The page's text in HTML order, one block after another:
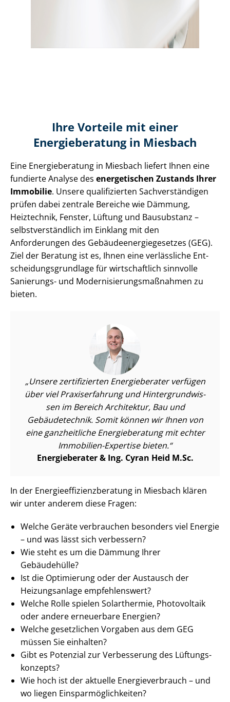
Ihre Vorteile mit einer
Energieberatung in Miesbach
Eine Energieberatung in Miesbach liefert Ihnen eine
fundierte Analyse des energetischen Zustands Ihrer
Immobilie. Unsere qualifizierten Sach­ver­stän­di­gen
prüfen dabei zentrale Bereiche wie Dämmung,
Heiztechnik, Fenster, Lüftung und Bausubstanz –
selbst­ver­ständ­lich im Einklang mit den
Anforderungen des Ge­bäu­de­en­er­gie­ge­set­zes (GEG).
Ziel der Beratung ist es, Ihnen eine verlässliche Ent­
schei­dungs­grund­la­ge für wirtschaftlich sinnvolle
Sanierungs- und Mo­der­ni­sie­rungs­maß­nah­men zu
bieten.
Unsere zertifizierten Energieberater verfügen
über viel Praxiserfahrung und Hin­ter­grund­wis­
sen im Bereich Architektur, Bau und
Gebäudetechnik. Somit können wir Ihnen von
eine ganzheitliche Energieberatung mit echter
Immobilien-Expertise bieten.
Energieberater & Ing. Cyran Heid M.Sc.
In der En­er­gie­ef­fi­zi­enz­be­ra­tung in Miesbach klären
wir unter anderem diese Fragen:
Welche Geräte verbrauchen besonders viel Energie
– und was lässt sich verbessern?
Wie steht es um die Dämmung Ihrer
Gebäudehülle?
Ist die Optimierung oder der Austausch der
Heizungsanlage empfehlenswert?
Welche Rolle spielen Solarthermie, Photovoltaik
oder andere erneuerbare Energien?
Welche gesetzlichen Vorgaben aus dem GEG
müssen Sie einhalten?
Gibt es Potenzial zur Verbesserung des Lüf­tungs­
kon­zepts?
Wie hoch ist der aktuelle En­er­gie­ver­brauch – und
wo liegen Ein­spar­mög­lich­kei­ten?